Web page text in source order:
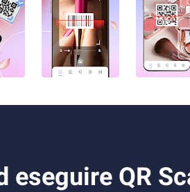
eseguire QR